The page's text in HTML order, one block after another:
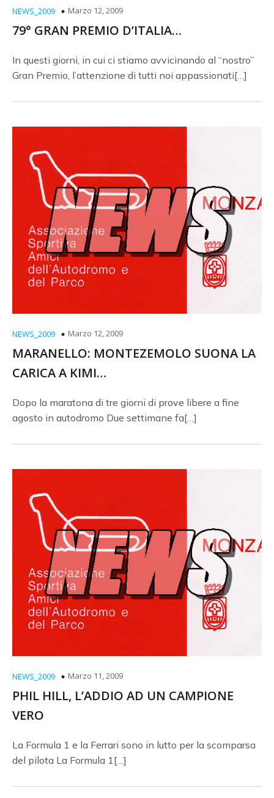
NEWS_2009 Marzo 12, 2009
79° GRAN PREMIO D’ITALIA…
In questi giorni, in cui ci stiamo avvicinando al “nostro”
Gran Premio, l’attenzione di tutti noi appassionati[…]
NEWS_2009 Marzo 12, 2009
MARANELLO: MONTEZEMOLO SUONA LA
CARICA A KIMI…
Dopo la maratona di tre giorni di prove libere a fine
agosto in autodromo Due settimane fa[…]
NEWS_2009 Marzo 11, 2009
PHIL HILL, L’ADDIO AD UN CAMPIONE
VERO
La Formula 1 e la Ferrari sono in lutto per la scomparsa
del pilota La Formula 1[…]